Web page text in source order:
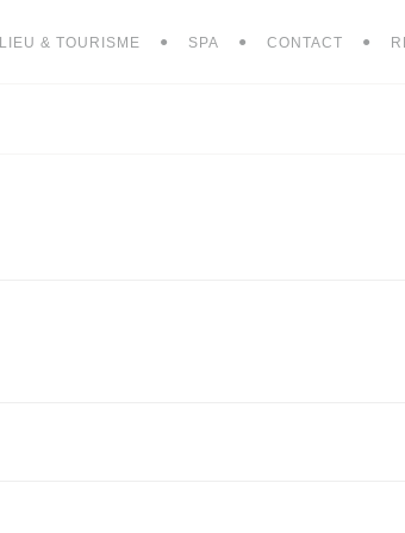
LIEU & TOURISME SPA CONTACT